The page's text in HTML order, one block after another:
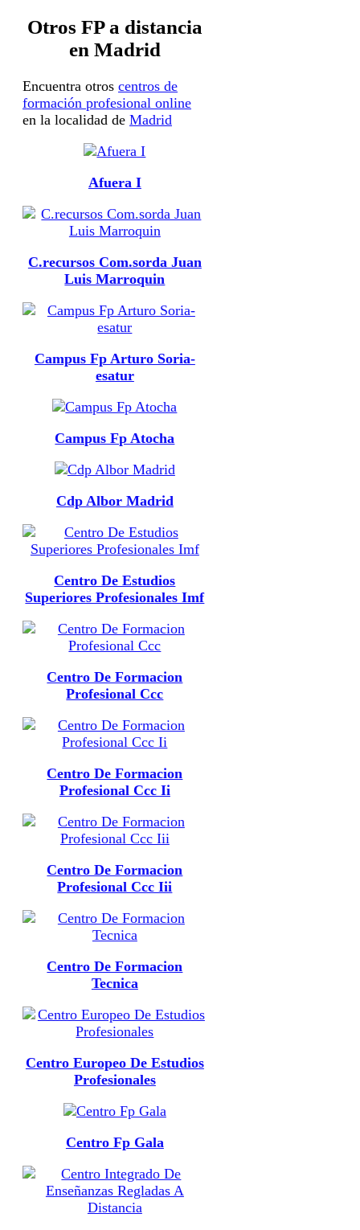
Otros FP a distancia
en Madrid
Encuentra otros centros de
formación profesional online
en la localidad de Madrid
Afuera I
C.recursos Com.sorda Juan
Luis Marroquin
Campus Fp Arturo Soria-
esatur
Campus Fp Atocha
Cdp Albor Madrid
Centro De Estudios
Superiores Profesionales Imf
Centro De Formacion
Profesional Ccc
Centro De Formacion
Profesional Ccc Ii
Centro De Formacion
Profesional Ccc Iii
Centro De Formacion
Tecnica
Centro Europeo De Estudios
Profesionales
Centro Fp Gala